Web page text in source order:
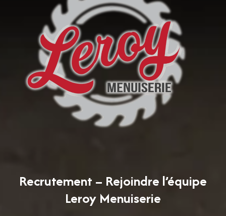
Recrutement – Rejoindre l’équipe
Leroy Menuiserie